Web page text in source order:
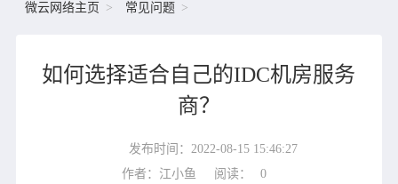
微云网络主页 常见问题
如何选择适合自己的IDC机房服务
商？
发布时间：2022-08-15 15:46:27
作者：江小鱼
阅读： 0